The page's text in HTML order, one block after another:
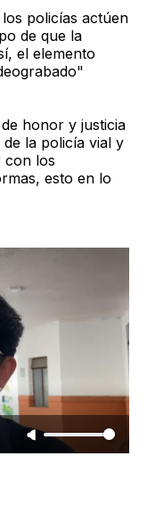
policías actúen
de que la
el elemento
honor y justicia
la policía vial y
con los
esto en lo